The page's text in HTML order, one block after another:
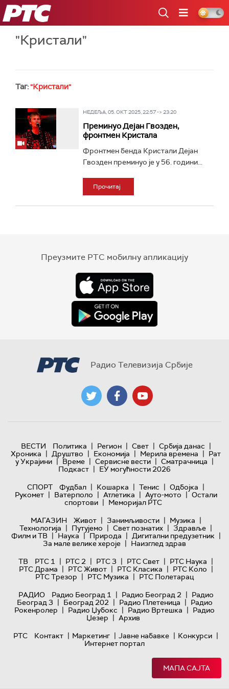
РТС
"Кристали"
Таг:"Кристали"
НЕДЕЉА, 05. ОКТ 2025, 22:57 -> 23:20
Преминуо Дејан Гвозден,
фронтмен Кристала
Фронтмен бенда Кристали Дејан
Гвозден преминуо је у 56. години...
Прочитај
Преузмите РТС мобилну апликацију
Радио Телевизија Србије
ВЕСТИ Политика | Регион | Свет | Србија данас |
Хроника | Друштво | Економија | Мерила времена | Рат
у Украјини | Време | Сервисне вести | Сматрачница |
Подкаст | ЕУ могућности 2026
СПОРТ
Фудбал | Кошарка | Тенис | Одбојка |
Рукомет | Ватерполо | Атлетика | Ауто-мото | Остали
спортови | Меморијал РТС
МАГАЗИН
Живот | Занимљивости | Музика |
Технологијa | Путујемо | Свет познатих | Здравље |
Филм и ТВ | Наука | Природа | Дигитални предузетник |
За мале велике хероје | Наизглед здрав
ТВ
РТС 1 | РТС 2 | РТС 3 | РТС Свет | РТС Наука |
РТС Драма | РТС Живот | РТС Класика | РТС Коло |
РТС Трезор | РТС Музика | РТС Полетарац
РАДИО
Радио Београд 1 | Радио Београд 2 | Радио
Београд 3 | Београд 202 | Радио Плетеница | Радио
Рокенролер | Радио Џубокс | Радио Вртешка | Радио
Џезер | Архив
РТС
Контакт | Маркетинг | Јавне набавке | Конкурси |
Интернет портал
МАПА САЈТА